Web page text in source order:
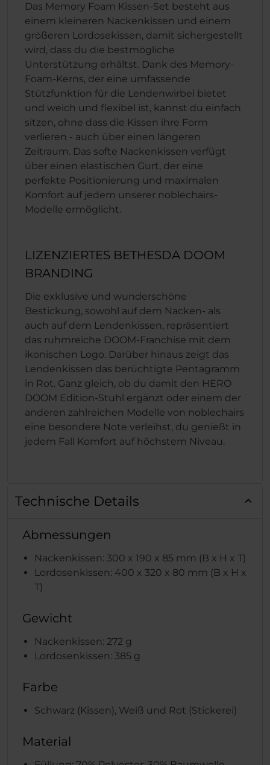
Das Memory Foam Kissen-Set besteht aus
einem kleineren Nackenkissen und einem
größeren Lordosekissen, damit sichergestellt
wird, dass du die bestmögliche
Unterstützung erhältst. Dank des Memory-
Foam-Kerns, der eine umfassende
Stützfunktion für die Lendenwirbel bietet
und weich und flexibel ist, kannst du einfach
sitzen, ohne dass die Kissen ihre Form
verlieren - auch über einen längeren
Zeitraum. Das softe Nackenkissen verfügt
über einen elastischen Gurt, der eine
perfekte Positionierung und maximalen
Komfort auf jedem unserer noblechairs-
Modelle ermöglicht.
LIZENZIERTES BETHESDA DOOM
BRANDING
Die exklusive und wunderschöne
Bestickung, sowohl auf dem Nacken- als
auch auf dem Lendenkissen, repräsentiert
das ruhmreiche DOOM-Franchise mit dem
ikonischen Logo. Darüber hinaus zeigt das
Lendenkissen das berüchtigte Pentagramm
in Rot. Ganz gleich, ob du damit den HERO
DOOM Edition-Stuhl ergänzt oder einem der
anderen zahlreichen Modelle von noblechairs
eine besondere Note verleihst, du genießt in
jedem Fall Komfort auf höchstem Niveau.
Technische Details
Abmessungen
Nackenkissen: 300 x 190 x 85 mm (B x H x T)
Lordosenkissen: 400 x 320 x 80 mm (B x H x
T)
Gewicht
Nackenkissen: 272 g
Lordosenkissen: 385 g
Farbe
Schwarz (Kissen), Weiß und Rot (Stickerei)
Material